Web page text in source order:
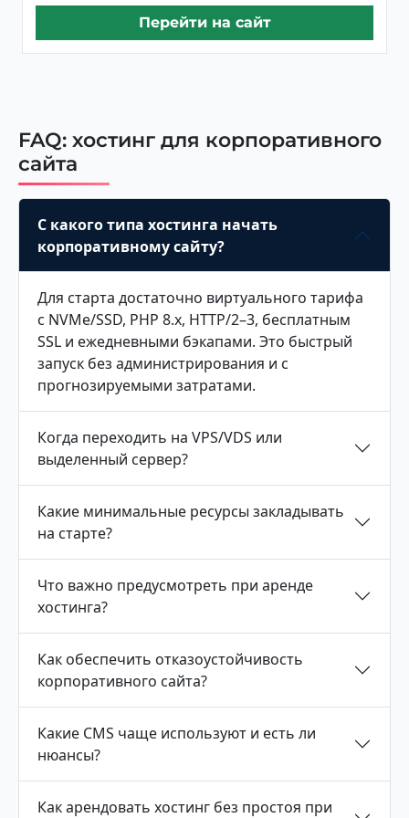
Перейти на сайт
FAQ: хостинг для корпоративного
сайта
С какого типа хостинга начать
корпоративному сайту?
Для старта достаточно виртуального тарифа
с NVMe/SSD, PHP 8.x, HTTP/2–3, бесплатным
SSL и ежедневными бэкапами. Это быстрый
запуск без администрирования и с
прогнозируемыми затратами.
Когда переходить на VPS/VDS или
выделенный сервер?
Какие минимальные ресурсы закладывать
на старте?
Что важно предусмотреть при аренде
хостинга?
Как обеспечить отказоустойчивость
корпоративного сайта?
Какие CMS чаще используют и есть ли
нюансы?
Как арендовать хостинг без простоя при